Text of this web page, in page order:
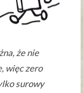
że nie
więc zero
surowy